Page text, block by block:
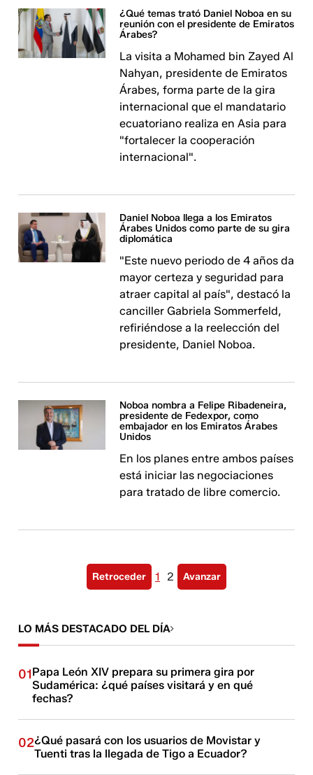
¿Qué temas trató Daniel Noboa en su
reunión con el presidente de Emiratos
Árabes?
La visita a Mohamed bin Zayed Al
Nahyan, presidente de Emiratos
Árabes, forma parte de la gira
internacional que el mandatario
ecuatoriano realiza en Asia para
"fortalecer la cooperación
internacional".
Daniel Noboa llega a los Emiratos
Árabes Unidos como parte de su gira
diplomática
"Este nuevo periodo de 4 años da
mayor certeza y seguridad para
atraer capital al país", destacó la
canciller Gabriela Sommerfeld,
refiriéndose a la reelección del
presidente, Daniel Noboa.
Noboa nombra a Felipe Ribadeneira,
presidente de Fedexpor, como
embajador en los Emiratos Árabes
Unidos
En los planes entre ambos países
está iniciar las negociaciones
para tratado de libre comercio.
Retroceder 1 2 Avanzar
LO MÁS DESTACADO DEL DÍA
01Papa León XIV prepara su primera gira por
Sudamérica: ¿qué países visitará y en qué
fechas?
02¿Qué pasará con los usuarios de Movistar y
Tuenti tras la llegada de Tigo a Ecuador?